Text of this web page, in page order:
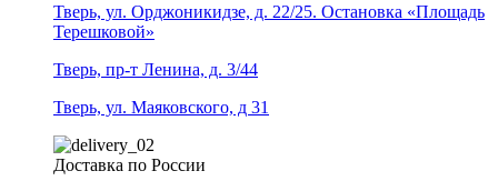
Тверь, ул. Орджоникидзе, д. 22/25. Остановка «Площадь
Терешковой»
Тверь, пр-т Ленина, д. 3/44
Тверь, ул. Маяковского, д 31
Доставка по России